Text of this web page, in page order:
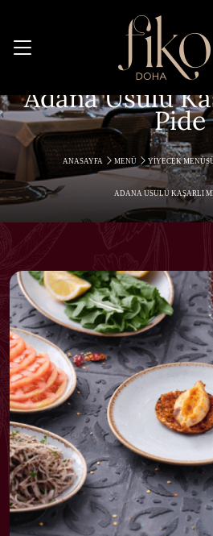
Adana Usulü
Pide
ANASAYFA MENÜ YIYECEK
ADANA USULÜ KAŞARLI